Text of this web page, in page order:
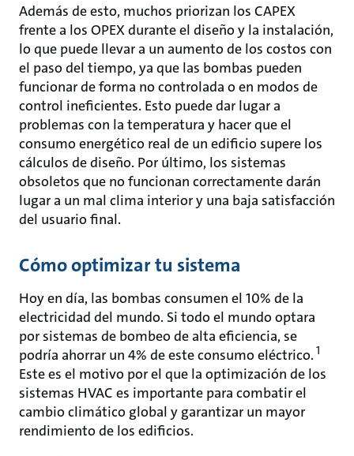
Además de esto, muchos priorizan los CAPEX
frente a los OPEX durante el diseño y la instalación,
lo que puede llevar a un aumento de los costos con
el paso del tiempo, ya que las bombas pueden
funcionar de forma no controlada o en modos de
control ineficientes. Esto puede dar lugar a
problemas con la temperatura y hacer que el
consumo energético real de un edificio supere los
cálculos de diseño. Por último, los sistemas
obsoletos que no funcionan correctamente darán
lugar a un mal clima interior y una baja satisfacción
del usuario final.
Cómo optimizar tu sistema
Hoy en día, las bombas consumen el 10% de la
electricidad del mundo. Si todo el mundo optara
por sistemas de bombeo de alta eficiencia, se
podría ahorrar un 4% de este consumo eléctrico. 1
Este es el motivo por el que la optimización de los
sistemas HVAC es importante para combatir el
cambio climático global y garantizar un mayor
rendimiento de los edificios.